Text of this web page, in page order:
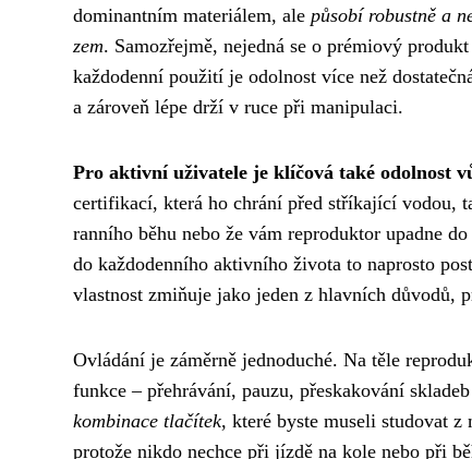
dominantním materiálem, ale působí robustně a
zem. Samozřejmě, nejedná se o prémiový
každodenní použití je odolnost více než
a zároveň lépe drží v ruce při manipulaci.
Pro aktivní uživatele je klíčová také odolnost
certifikací, která ho chrání před stříkající vodou,
ranního běhu nebo že vám reproduktor upadne
do každodenního aktivního života to naprosto
vlastnost zmiňuje jako jeden z hlavních důvodů,
Ovládání je záměrně jednoduché. Na těle
funkce – přehrávání, pauzu, přeskakování
kombinace tlačítek, které byste museli studovat
protože nikdo nechce při jízdě na kole nebo při